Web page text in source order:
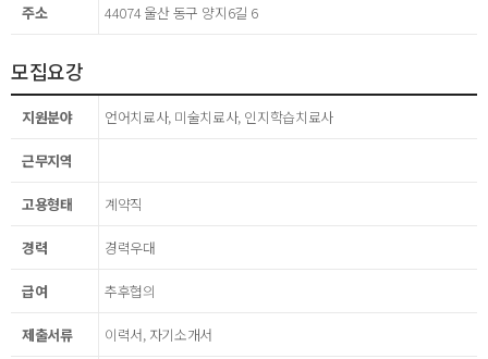
주소 44074 울산 동구 양지6길 6
모집요강
지원분야 언어치료사, 미술치료사, 인지학습치료사
근무지역
고용형태 계약직
경력 경력우대
급여 추후협의
제출서류 이력서, 자기소개서